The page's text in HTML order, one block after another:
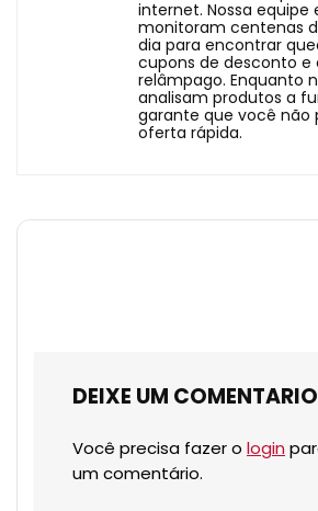
internet. Nossa equipe
monitoram centenas
dia para encontrar
cupons de desconto e
relâmpago. Enquanto
analisam produtos a
garante que você não
oferta rápida.
DEIXE UM COMENTARIO
Você precisa fazer o login
um comentário.